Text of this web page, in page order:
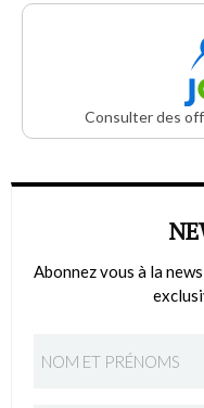
Consulter des
Abonnez vous à la